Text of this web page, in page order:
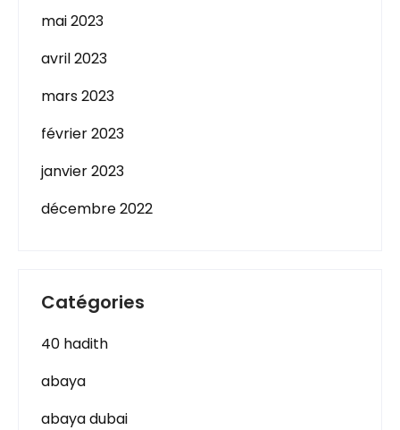
mai 2023
avril 2023
mars 2023
février 2023
janvier 2023
décembre 2022
Catégories
40 hadith
abaya
abaya dubai